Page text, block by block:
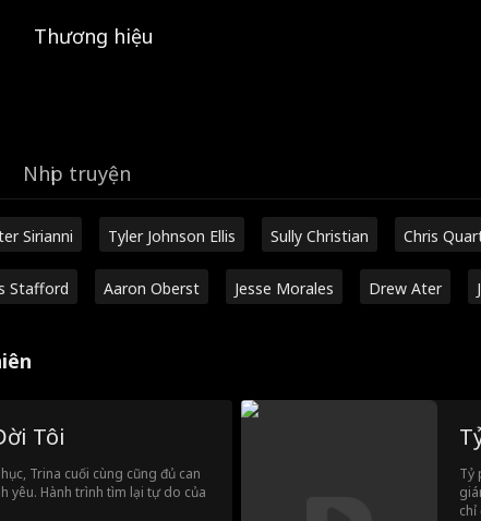
Thương hiệu
Nhịp truyện
Sirianni Tyler Johnson Ellis Sully Christian Chris
Stafford Aaron Oberst Jesse Morales Drew Ater
Tôi
Trina cuối cùng cũng đủ can
yêu. Hành trình tìm lại tự do của
Tỷ
chỉ